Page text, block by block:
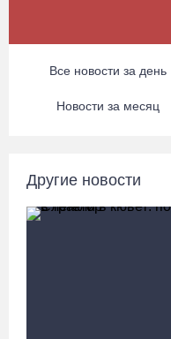
05.08.26 / 20:20
Четырех пьяных водителей
05.08.26 / 17:09
Все новости за день
Новости за месяц
Другие новости